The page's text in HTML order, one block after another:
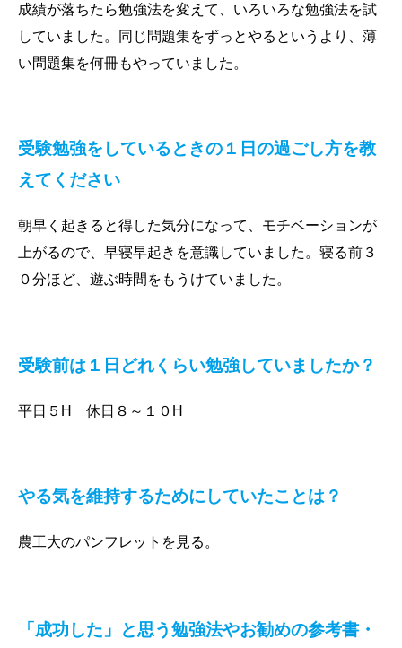
成績が落ちたら勉強法を変えて、いろいろな勉強法を試
していました。同じ問題集をずっとやるというより、薄
い問題集を何冊もやっていました。
受験勉強をしているときの １日の過ごし方を教
えてください
朝早く起きると得した気分になって、モチベーションが
上がるので、早寝早起きを意識していました。寝る前３
０分ほど、遊ぶ時間をもうけていました。
受験前は１日どれくらい勉強していましたか？
平日５H 休日８～１０H
やる気を維持するためにしていたことは？
農工大のパンフレットを見る。
「成功した」と思う勉強法やお勧めの参考書・